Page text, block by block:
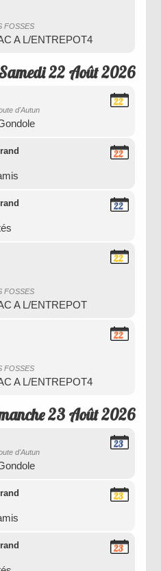
FOSSES
A L/ENTREPOT4
22 Août 2026
d'Autun
22
22
22
FOSSES
A L/ENTREPOT
22
FOSSES
A L/ENTREPOT4
22
23 Août 2026
d'Autun
23
23
23